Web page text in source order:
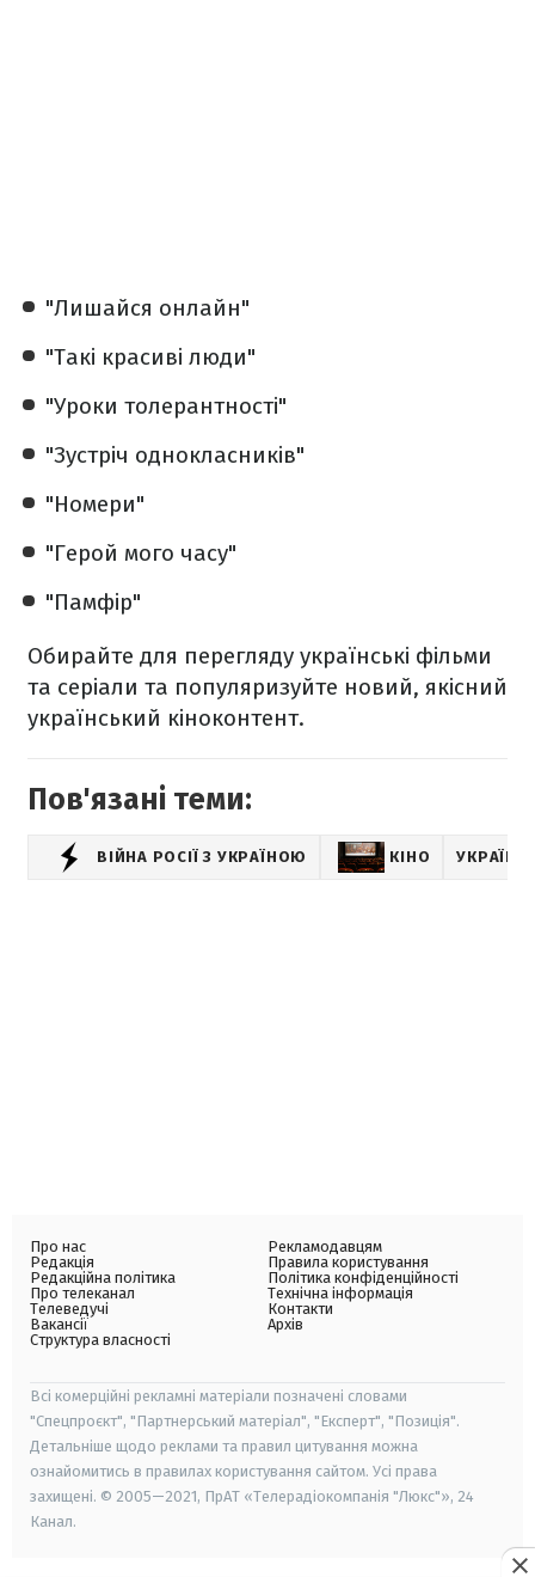
"Лишайся онлайн"
"Такі красиві люди"
"Уроки толерантності"
"Зустріч однокласників"
"Номери"
"Герой мого часу"
"Памфір"
Обирайте для перегляду українські фільми
та серіали та популяризуйте новий, якісний
український кіноконтент.
Пов'язані теми:
ВІЙНА РОСІЇ З УКРАЇНОЮ КІНО
Про нас
Редакція
Редакційна політика
Про телеканал
Телеведучі
Вакансії
Структура власності
Рекламодавцям
Правила користування
Політика конфіденційності
Технічна інформація
Контакти
Архів
Всі комерційні рекламні матеріали позначені словами
"Спецпроєкт", "Партнерський матеріал", "Експерт", "Позиція".
Детальніше щодо реклами та правил цитування можна
ознайомитись в правилах користування сайтом. Усі права
захищені. © 2005—2021, ПрАТ «Телерадіокомпанія "Люкс"», 24
Канал.